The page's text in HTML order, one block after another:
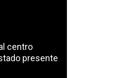
centro
presente